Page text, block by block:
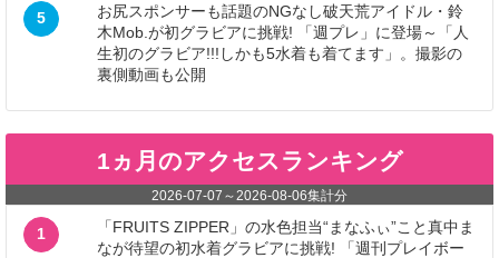
5
お尻スポンサーも話題のNGなし破天荒アイドル・鈴
木Mob.が初グラビアに挑戦! 「週プレ」に登場～「人
生初のグラビア!!!しかも5水着も着てます」。撮影の
裏側動画も公開
1ヵ月のアクセスランキング
2026-07-07 ～ 2026-08-06集計分
1
「FRUITS ZIPPER」の水色担当“まなふぃ”こと真中ま
なが待望の初水着グラビアに挑戦! 「週刊プレイボー